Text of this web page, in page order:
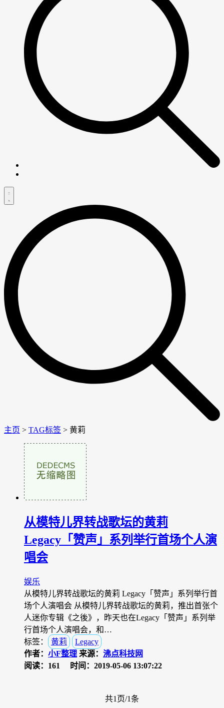
主页 > TAG标签 > 黄莉
从模特儿界转战歌坛的黄莉
Legacy「赞声」系列举行首场个人演
唱会
娱乐
从模特儿界转战歌坛的黄莉 Legacy「赞声」系列举行首
场个人演唱会 从模特儿界转战歌坛的黄莉，推出首张个
人迷你专辑《之後》，昨天也在Legacy「赞声」系列举
行首场个人演唱会，和…
标签：
黄莉
Legacy
作者： 小F整理 来源： 沸点科技网
阅读：161
时间：2019-05-06 13:07:22
共1页/1条